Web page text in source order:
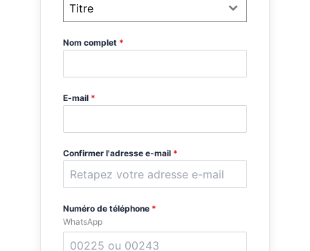
Titre
Nom complet *
E-mail *
Confirmer l'adresse e-mail *
Numéro de téléphone *
WhatsApp